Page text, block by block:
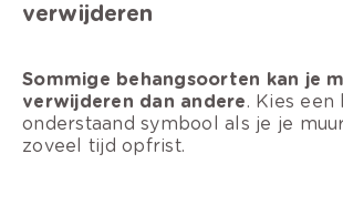
verwijderen
Sommige behangsoorten kan je
verwijderen dan andere. Kies
onderstaand symbool als je je
zoveel tijd opfrist.